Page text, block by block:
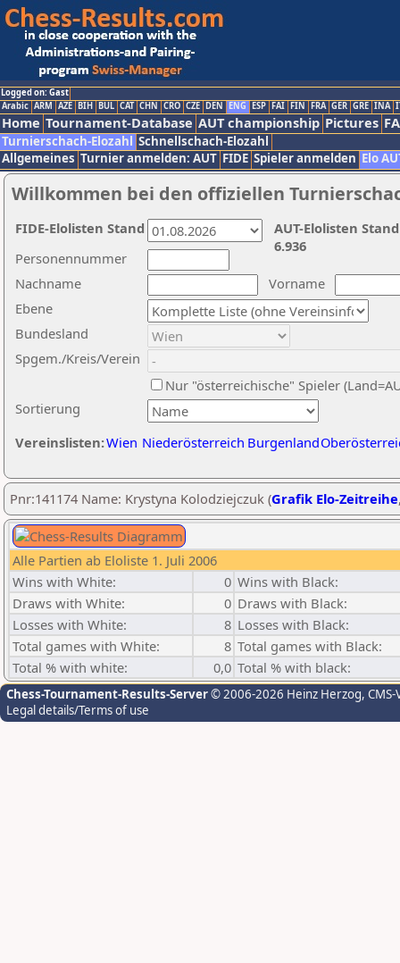
Logged on: Gast
Arabic ARM AZE BIH BUL CAT CHN CRO CZE DEN ENG ESP FAI FIN FRA GER GRE INA
Home Tournament-Database AUT championship Pictures
Turnierschach-Elozahl Schnellschach-Elozahl
Allgemeines Turnier anmelden: AUT FIDE Spieler anmelden Elo
Willkommen bei den offiziellen
Nachname
Vorname
Ebene
Sortierung
Personennummer
Bundesland
Spgem./Kreis/Verein
Nur "österreichische" Spieler
Vereinslisten:Wien Niederösterreich Burgenland
AUT-Elolisten
6.936
FIDE-Elolisten Stand
Pnr:141174 Name: Krystyna Kolodziejczuk (Grafik Elo-Zeitreihe
Alle Partien ab Eloliste 1. Juli 2006
Wins with White:
0 Wins with Black:
Draws with White:
0 Draws with Black:
Losses with White:
8 Losses with Black:
Total games with White:
8 Total games with Black:
Total % with white:
0,0 Total % with black:
Chess-Tournament-Results-Server© 2006-2026 Heinz Herzog,
Legal details/Terms of use